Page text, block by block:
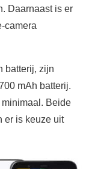
Daarnaast is er
camera
batterij, zijn
mAh batterij.
Beide
er is keuze uit